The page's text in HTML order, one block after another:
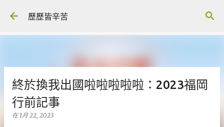
歷歷皆辛苦
終於換我出國啦啦啦啦啦：2023福岡
行前記事
在1月 22, 2023